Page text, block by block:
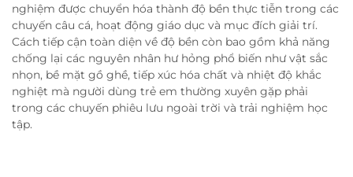
nghiệm được chuyển hóa thành độ bền thực tiễn trong các
chuyến câu cá, hoạt động giáo dục và mục đích giải trí.
Cách tiếp cận toàn diện về độ bền còn bao gồm khả năng
chống lại các nguyên nhân hư hỏng phổ biến như vật sắc
nhọn, bề mặt gồ ghề, tiếp xúc hóa chất và nhiệt độ khắc
nghiệt mà người dùng trẻ em thường xuyên gặp phải
trong các chuyến phiêu lưu ngoài trời và trải nghiệm học
tập.